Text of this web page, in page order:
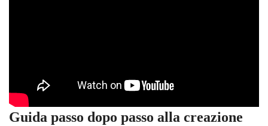
Guida passo dopo passo alla creazione